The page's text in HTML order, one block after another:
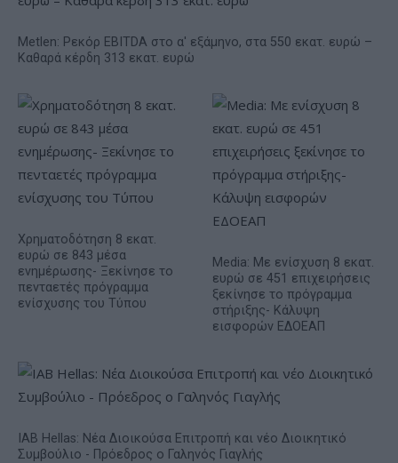
Metlen: Ρεκόρ EBITDA στο α' εξάμηνο, στα 550 εκατ. ευρώ –
Καθαρά κέρδη 313 εκατ. ευρώ
Χρηματοδότηση 8 εκατ.
ευρώ σε 843 μέσα
ενημέρωσης- Ξεκίνησε το
πενταετές πρόγραμμα
ενίσχυσης του Τύπου
Media: Με ενίσχυση 8 εκατ.
ευρώ σε 451 επιχειρήσεις
ξεκίνησε το πρόγραμμα
στήριξης- Κάλυψη
εισφορών ΕΔΟΕΑΠ
IAB Hellas: Νέα Διοικούσα Επιτροπή και νέο Διοικητικό
Συμβούλιο - Πρόεδρος ο Γαληνός Γιαγλής